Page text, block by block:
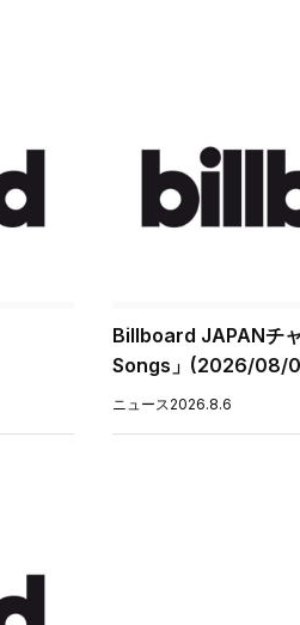
Billboard JAPANチ
Songs」(2026/08/
ニュース 2026.8.6